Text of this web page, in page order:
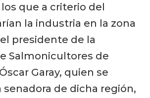
que a criterio del
la industria en la zona
presidente de la
Salmonicultores de
Garay, quien se
senadora de dicha región,